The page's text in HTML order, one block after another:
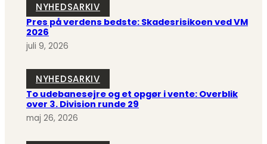
NYHEDSARKIV
Pres på verdens bedste: Skadesrisikoen ved VM
2026
juli 9, 2026
NYHEDSARKIV
To udebanesejre og et opgør i vente: Overblik
over 3. Division runde 29
maj 26, 2026